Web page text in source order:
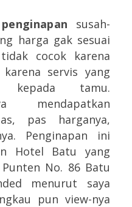
penginapan susah-
harga gak sesuai
cocok karena
servis yang
kepada tamu.
mendapatkan
pas harganya,
Penginapan ini
Hotel Batu yang
No. 86 Batu
menurut saya
pun view-nya